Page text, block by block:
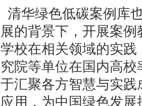
清华绿色低碳案例库
展的背景下，开展案
学校在相关领域的实
究院等单位在国内高
于汇聚各方智慧与实
应用，为中国绿色发